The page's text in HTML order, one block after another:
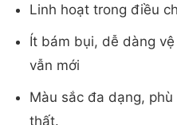
Linh hoạt trong điều
Ít bám bụi, dễ dàng
vẫn mới
Màu sắc đa dạng,
thất.